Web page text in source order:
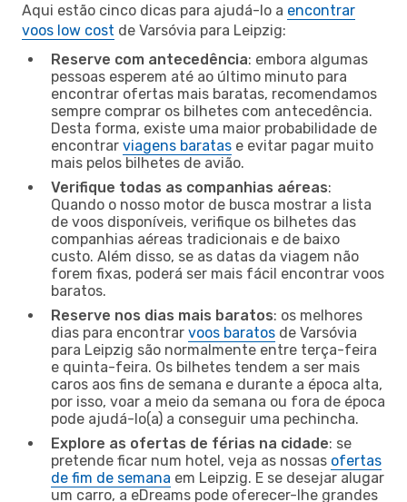
Aqui estão cinco dicas para ajudá-lo a encontrar
voos low cost de Varsóvia para Leipzig:
Reserve com antecedência: embora algumas
pessoas esperem até ao último minuto para
encontrar ofertas mais baratas, recomendamos
sempre comprar os bilhetes com antecedência.
Desta forma, existe uma maior probabilidade de
encontrar viagens baratas e evitar pagar muito
mais pelos bilhetes de avião.
Verifique todas as companhias aéreas:
Quando o nosso motor de busca mostrar a lista
de voos disponíveis, verifique os bilhetes das
companhias aéreas tradicionais e de baixo
custo. Além disso, se as datas da viagem não
forem fixas, poderá ser mais fácil encontrar voos
baratos.
Reserve nos dias mais baratos: os melhores
dias para encontrar voos baratos de Varsóvia
para Leipzig são normalmente entre terça-feira
e quinta-feira. Os bilhetes tendem a ser mais
caros aos fins de semana e durante a época alta,
por isso, voar a meio da semana ou fora de época
pode ajudá-lo(a) a conseguir uma pechincha.
Explore as ofertas de férias na cidade: se
pretende ficar num hotel, veja as nossas ofertas
de fim de semana em Leipzig. E se desejar alugar
um carro, a eDreams pode oferecer-lhe grandes